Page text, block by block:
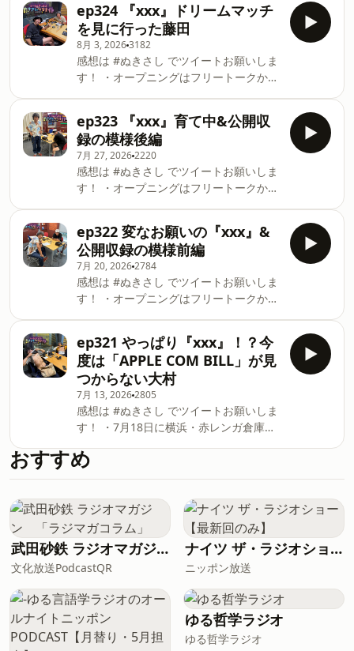
ep324 『xxx』ドリームマッチ
を見に行った藤田
8月 3, 20263182
感想は #ぬきさし でツイートお願いしま
す！ ・オープニングはフリートークか
ンディングテーマは引き続き大募集中！
メールは tt@allnightnippon.com ま
で！ radikoでは過去回も含めた全エピソ
ードをお聴きいただけます！radikoアプ
リを是非ダウンロードして過去回もお楽
しみください！
https://radiko.jp/podcast/channels/39152fa3-
2dc7-4da5-8bde-59c76fc2b302?
share=1See omnystudio.com/listener
for privacy information.
ep323 『xxx』育て中&公開収
録の模様後編
7月 27, 20262220
感想は #ぬきさし でツイートお願いしま
す！ ・オープニングはフリートークか
行った公開収録の模様後編をお届け！
お越しいただいた皆様ありがとうござい
ました！ ・エンディングテーマは引き続
き大募集中！ メールは
tt@allnightnippon.com まで！ radiko
では過去回も含めた全エピソードをお聴
きいただけます！radikoアプリを是非ダ
ウンロードして過去回もお楽しみくださ
い！
https://radiko.jp/podcast/channels/39152fa3-
2dc7-4da5-8bde-59c76fc2b302?
share=1See omnystudio.com/listener
for privacy information.
ep322 変なお願いの『xxx』&
公開収録の模様前編
7月 20, 20262784
感想は #ぬきさし でツイートお願いしま
す！ ・オープニングはフリートークか
行った公開収録の模様前編をお届け！
お越しいただいた皆様ありがとうござい
ました！ ・エンディングテーマは引き続
き大募集中！ メールは
tt@allnightnippon.com まで！ radiko
では過去回も含めた全エピソードをお聴
きいただけます！radikoアプリを是非ダ
ウンロードして過去回もお楽しみくださ
い！
https://radiko.jp/podcast/channels/39152fa3-
2dc7-4da5-8bde-59c76fc2b302?
share=1See omnystudio.com/listener
for privacy information.
ep321 やっぱり『xxx』！？今
度は「APPLE COM BILL」が見
つからない大村
7月 13, 20262805
感想は #ぬきさし でツイートお願いしま
す！ ・7月18日に横浜・赤レンガ倉庫で
い！ ・オープニングはフリートークか
ら！ ・コーナーは「あわせましょう」！
中！ メールは tt@allnightnippon.com
まで！ radikoでは過去回も含めた全エピ
ソードをお聴きいただけます！radikoア
プリを是非ダウンロードして過去回もお
楽しみください！
https://radiko.jp/podcast/channels/39152fa3-
2dc7-4da5-8bde-59c76fc2b302?
share=1See omnystudio.com/listener
for privacy information.
おすすめ
武田砂鉄 ラジオマガジン 「ラジマガコラム」
文化放送PodcastQR
ナイツ ザ・ラジオショー【最新回のみ】
ニッポン放送
ゆる哲学ラジオ
ゆる哲学ラジオ